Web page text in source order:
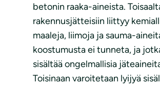
betonin raaka-aineista.
rakennusjätteisiin liittyy
maaleja, liimoja ja sauma-
koostumusta ei tunneta, ja
sisältää ongelmallisia
Toisinaan varoitetaan lyijyä